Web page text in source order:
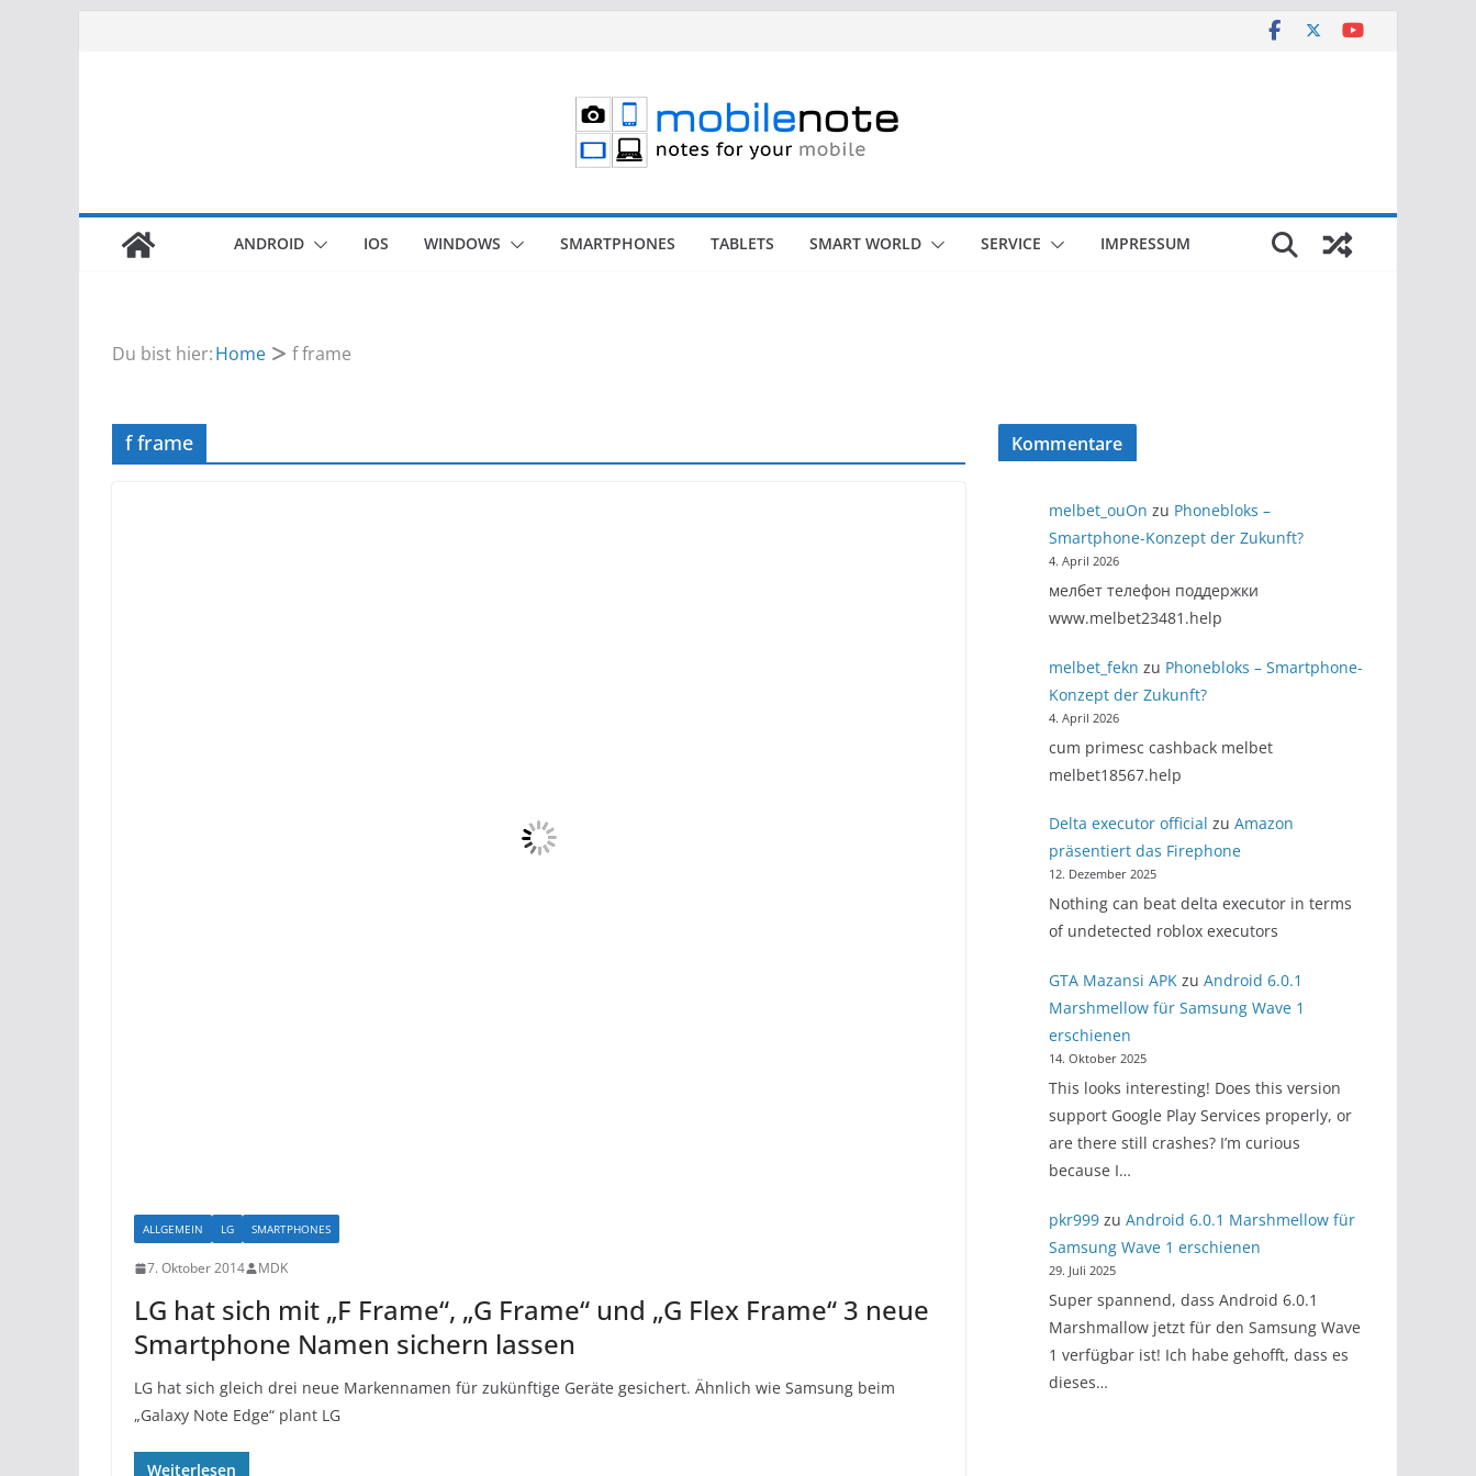
ANDROID IOS WINDOWS SMARTPHONES TABLETS SMART WORLD SERVICE IMPRESSUM
Du bist hier:Home f frame
f frame
ALLGEMEIN LG SMARTPHONES
7. Oktober 2014 MDK
LG hat sich mit „F Frame“, „G Frame“ und „G Flex Frame“ 3 neue
Smartphone Namen sichern lassen
LG hat sich gleich drei neue Markennamen für zukünftige Geräte gesichert. Ähnlich wie Samsung beim
„Galaxy Note Edge“ plant LG
Weiterlesen
Kommentare
melbet_ouOn zu Phonebloks –
Smartphone-Konzept der Zukunft?
4. April 2026
мелбет телефон поддержки
www.melbet23481.help
melbet_fekn zu Phonebloks – Smartphone-
Konzept der Zukunft?
4. April 2026
cum primesc cashback melbet
melbet18567.help
Delta executor official zu Amazon
präsentiert das Firephone
12. Dezember 2025
Nothing can beat delta executor in terms
of undetected roblox executors
GTA Mazansi APKzu Android 6.0.1
Marshmellow für Samsung Wave 1
erschienen
14. Oktober 2025
This looks interesting! Does this version
support Google Play Services properly, or
are there still crashes? I’m curious
because I…
pkr999zu Android 6.0.1 Marshmellow für
Samsung Wave 1 erschienen
29. Juli 2025
Super spannend, dass Android 6.0.1
Marshmallow jetzt für den Samsung Wave
1 verfügbar ist! Ich habe gehofft, dass es
dieses…